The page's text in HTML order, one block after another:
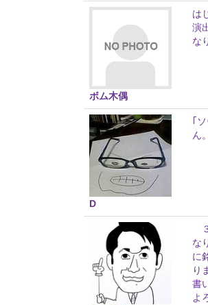
ボム木偶
は
演
な
D
｢
ん。
な
に
り
書
よ